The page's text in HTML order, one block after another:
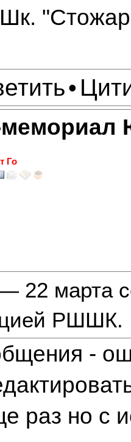
•
Го
22 марта
РШШК.
-
раз но с